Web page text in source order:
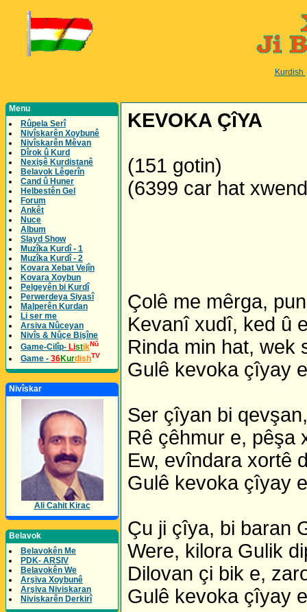
Kurdish
Menu
Rûpela Serî
Nivîskarên Xoybunê
Nivîskarên Mêvan
Dîrok û Kurd
Nexişê Kurdistanê
Belavok Lêgerîn
Cand û Huner
Helbestên Gel
Forum
Ankêt
Nuce
Album
Slayd Show
Muzîka Kurdî - 1
Muzîka Kurdî - 2
Kovara Xebat Vejîn
Kovara Xoybun
Pelgeyên bi Kurdî
Perwerdeya Siyasî
Malperên Kurdan
Li ser me
Arsiva Nûceyan
Nivîs & Nûçe Bişîne
Game-Cilîp- ListikNû
Game - 36KurdishTV
Nivîskar
Ali Cahit Kirac
Belavok
Belavokên Me
PDK- ARSIV
Belavokên We
Arşiva Xoybunê
Arşiva Niviskaran
Niviskarên Derkirî
KEVOKA ÇîYA
(151 gotin)
(6399 car hat
Çolê me mêrga,
Kevanî xudî, ked û
Rinda min hat, wek
Gulê kevoka çîyay
Ser çîyan bi
Rê çêhmur e, pêşa
Ew, evîndara xortê
Gulê kevoka çîyay
Çu ji çîya, bi baran
Were, kilora Gulik
Dilovan çi bik e,
Gulê kevoka çîyay